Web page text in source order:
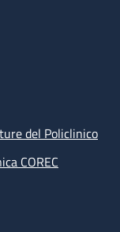
del Policlinico
COREC